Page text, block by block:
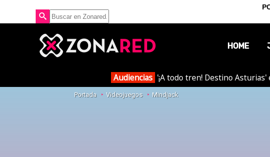
HOME
Audiencias '¡A todo tren! Destino
Portada Videojuegos Mindjack